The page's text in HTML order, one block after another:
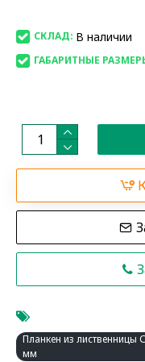
СКЛАД: В наличии
ГАБАРИТНЫЕ
Планкен из лиственницы
мм